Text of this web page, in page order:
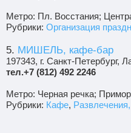
Метро: Пл. Восстания;
Рубрики: Организация
5. МИШЕЛЬ, кафе-бар
197343, г. Санкт-Петербург,
тел.+7 (812) 492 2246
Метро: Черная речка;
Рубрики: Кафе,